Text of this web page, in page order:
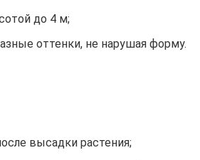
до 4 м;
оттенки, не нарушая форму.
высадки растения;